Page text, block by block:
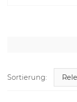
Sortierung: